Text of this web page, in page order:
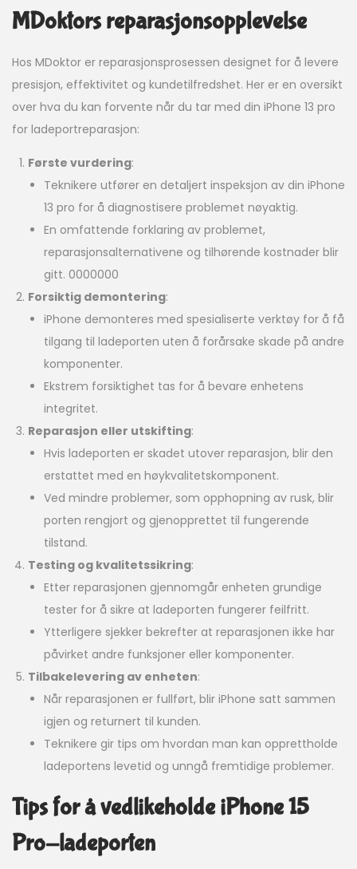
MDoktors reparasjonsopplevelse
Hos MDoktor er reparasjonsprosessen designet for å levere
presisjon, effektivitet og kundetilfredshet. Her er en oversikt
over hva du kan forvente når du tar med din iPhone 13 pro
for ladeportreparasjon:
Første vurdering:
Teknikere utfører en detaljert inspeksjon av din iPhone
13 pro for å diagnostisere problemet nøyaktig.
En omfattende forklaring av problemet,
reparasjonsalternativene og tilhørende kostnader blir
gitt. 0000000
Forsiktig demontering:
iPhone demonteres med spesialiserte verktøy for å få
tilgang til ladeporten uten å forårsake skade på andre
komponenter.
Ekstrem forsiktighet tas for å bevare enhetens
integritet.
Reparasjon eller utskifting:
Hvis ladeporten er skadet utover reparasjon, blir den
erstattet med en høykvalitetskomponent.
Ved mindre problemer, som opphopning av rusk, blir
porten rengjort og gjenopprettet til fungerende
tilstand.
Testing og kvalitetssikring:
Etter reparasjonen gjennomgår enheten grundige
tester for å sikre at ladeporten fungerer feilfritt.
Ytterligere sjekker bekrefter at reparasjonen ikke har
påvirket andre funksjoner eller komponenter.
Tilbakelevering av enheten:
Når reparasjonen er fullført, blir iPhone satt sammen
igjen og returnert til kunden.
Teknikere gir tips om hvordan man kan opprettholde
ladeportens levetid og unngå fremtidige problemer.
Tips for å vedlikeholde iPhone 15
Pro-ladeporten